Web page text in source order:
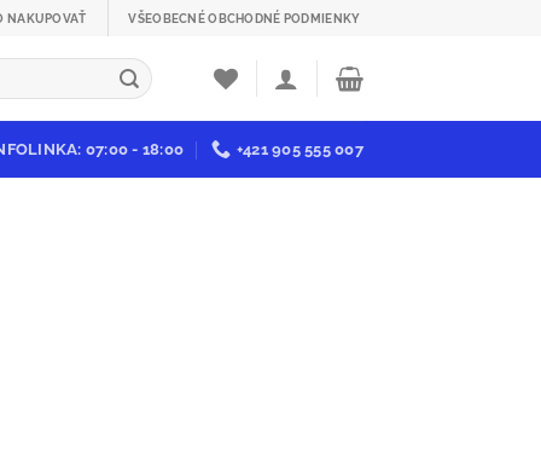
NAKUPOVAŤ VŠEOBECNÉ OBCHODNÉ PODMIENKY
07:00 - 18:00 +421 905 555 007